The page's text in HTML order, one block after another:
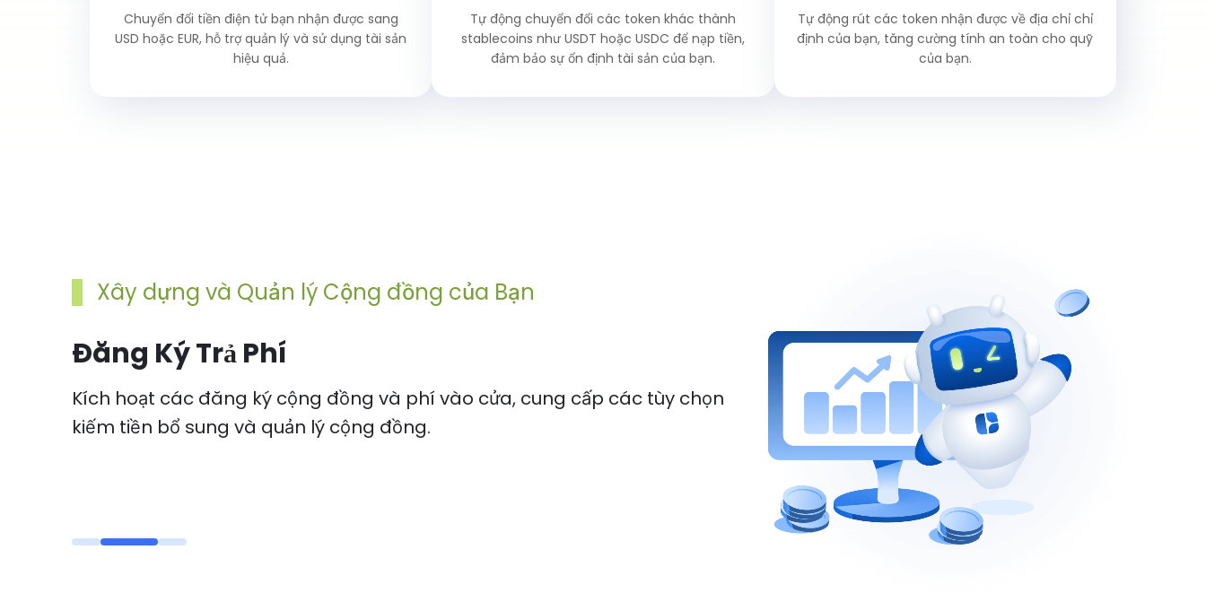
Chuyển đổi tiền điện tử bạn nhận được sang
USD hoặc EUR, hỗ trợ quản lý và sử dụng tài sản
hiệu quả.
Tự động chuyển đổi các token khác thành
stablecoins như USDT hoặc USDC để nạp tiền,
đảm bảo sự ổn định tài sản của bạn.
Tự động rút các token nhận được về địa chỉ chỉ
định của bạn, tăng cường tính an toàn cho quỹ
của bạn.
Xây dựng và Quản lý Cộng đồng của Bạn
Đăng Ký Trả Phí
Kích hoạt các đăng ký cộng đồng và phí vào cửa, cung cấp các tùy chọn
kiếm tiền bổ sung và quản lý cộng đồng.